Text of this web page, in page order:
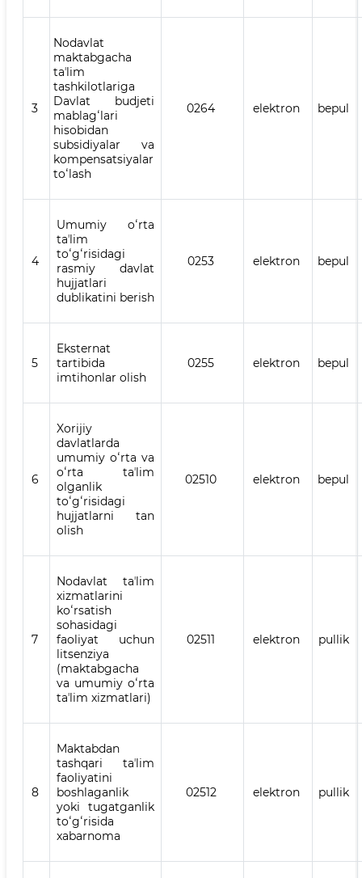
3
Nodavlat
maktabgacha
taʼlim
tashkilotlariga
Davlat budjeti
mablagʻlari
hisobidan
subsidiyalar va
kompensatsiyalar
toʻlash
0264 elektron bepul
4
Umumiy oʻrta
taʼlim
toʻgʻrisidagi
rasmiy davlat
hujjatlari
dublikatini berish
0253 elektron bepul
5
Eksternat
tartibida
imtihonlar olish
0255 elektron bepul
6
Xorijiy
davlatlarda
umumiy oʻrta va
oʻrta taʼlim
olganlik
toʻgʻrisidagi
hujjatlarni tan
olish
02510 elektron bepul
7
Nodavlat taʼlim
xizmatlarini
koʻrsatish
sohasidagi
faoliyat uchun
litsenziya
(maktabgacha
va umumiy oʻrta
taʼlim xizmatlari)
02511 elektron pullik
8
Maktabdan
tashqari taʼlim
faoliyatini
boshlaganlik
yoki tugatganlik
toʻgʻrisida
xabarnoma
02512 elektron pullik